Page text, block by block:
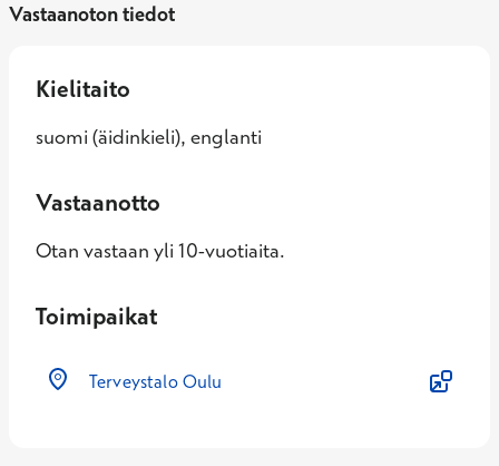
Vastaanoton tiedot
Kielitaito
suomi (äidinkieli), englanti
Vastaanotto
Otan vastaan yli 10-vuotiaita.
Toimipaikat
Terveystalo Oulu